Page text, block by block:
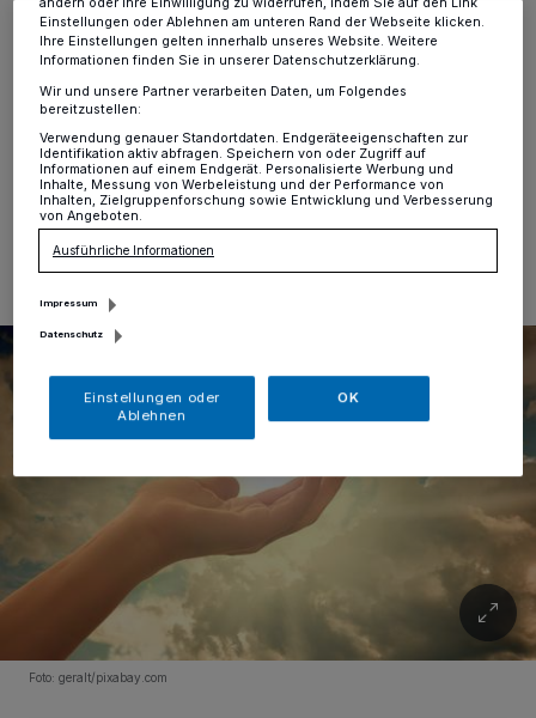
Erkrath·In philosophischen und theologischen
Abhandlungen spielt die menschliche Seele traditionell
eine zentrale Rolle. Von den Geisteswissenschaften
wird das neuerdings kritisch hinterfragt. Was sind die
Gründe dafür?
05.01.2022 , 12:13 Uhr
Foto: geralt/pixabay.com
ändern oder Ihre Einwilligung zu widerrufen, indem Sie auf den Link
Einstellungen oder Ablehnen am unteren Rand der Webseite klicken.
Ihre Einstellungen gelten innerhalb unseres Website. Weitere
Informationen finden Sie in unserer Datenschutzerklärung.
Wir und unsere Partner verarbeiten Daten, um Folgendes
bereitzustellen:
Verwendung genauer Standortdaten. Endgeräteeigenschaften zur
Identifikation aktiv abfragen. Speichern von oder Zugriff auf
Informationen auf einem Endgerät. Personalisierte Werbung und
Inhalte, Messung von Werbeleistung und der Performance von
Inhalten, Zielgruppenforschung sowie Entwicklung und Verbesserung
von Angeboten.
Ausführliche Informationen
Impressum
Datenschutz
Einstellungen oder
Ablehnen
OK